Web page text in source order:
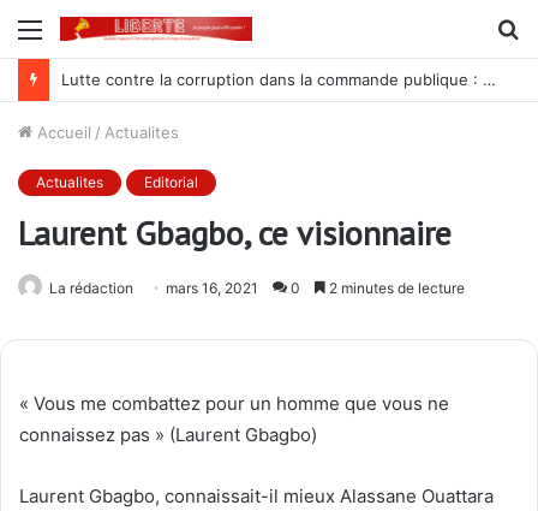
Menu
Lutte contre la corruption dans la commande publique : Qu’est-ce qui explique le silence du parquet général sur les dossiers de l’ARCOP?
Accueil / Actualites
Actualites Editorial
Laurent Gbagbo, ce visionnaire
La rédaction mars 16, 2021 0 2 minutes de lecture
« Vous me combattez pour un homme que vous ne
connaissez pas » (Laurent Gbagbo)
Laurent Gbagbo, connaissait-il mieux Alassane Ouattara